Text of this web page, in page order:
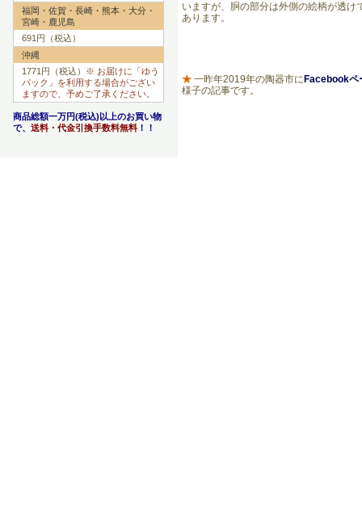
いますが、胴の部分は外側の絵柄が透け
あります。
★ 一昨年2019年の陶器市にFacebookペ
様子の記事です。
福岡・佐賀・長崎・熊本・大分・
宮崎・鹿児島
691円（税込）
沖縄
1771円（税込） ※ お届けに「ゆう
パック」を利用する場合がござい
ますので、予めご了承ください。
商品総額一万円(税込)以上のお買い物
で、 送料・代金引換手数料無料 ！！